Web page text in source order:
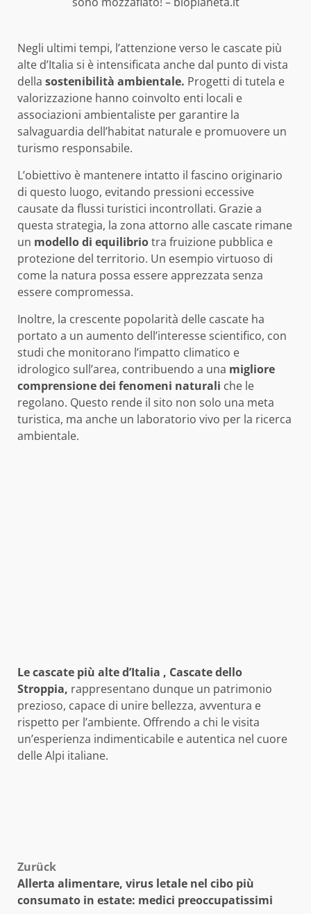
Negli ultimi tempi, l’attenzione verso le cascate più
alte d’Italia si è intensificata anche dal punto di vista
della sostenibilità ambientale. Progetti di tutela e
valorizzazione hanno coinvolto enti locali e
associazioni ambientaliste per garantire la
salvaguardia dell’habitat naturale e promuovere un
turismo responsabile.
L’obiettivo è mantenere intatto il fascino originario
di questo luogo, evitando pressioni eccessive
causate da flussi turistici incontrollati. Grazie a
questa strategia, la zona attorno alle cascate rimane
un modello di equilibriotra fruizione pubblica e
protezione del territorio. Un esempio virtuoso di
come la natura possa essere apprezzata senza
essere compromessa.
Inoltre, la crescente popolarità delle cascate ha
portato a un aumento dell’interesse scientifico, con
studi che monitorano l’impatto climatico e
idrologico sull’area, contribuendo a una migliore
comprensione dei fenomeni naturali che le
regolano. Questo rende il sito non solo una meta
turistica, ma anche un laboratorio vivo per la ricerca
ambientale.
Le cascate più alte d’Italia , Cascate dello
Stroppia, rappresentano dunque un patrimonio
prezioso, capace di unire bellezza, avventura e
rispetto per l’ambiente. Offrendo a chi le visita
un’esperienza indimenticabile e autentica nel cuore
delle Alpi italiane.
Beitragsnavigation
Zurück
Allerta alimentare, virus letale nel cibo più
consumato in estate: medici preoccupatissimi